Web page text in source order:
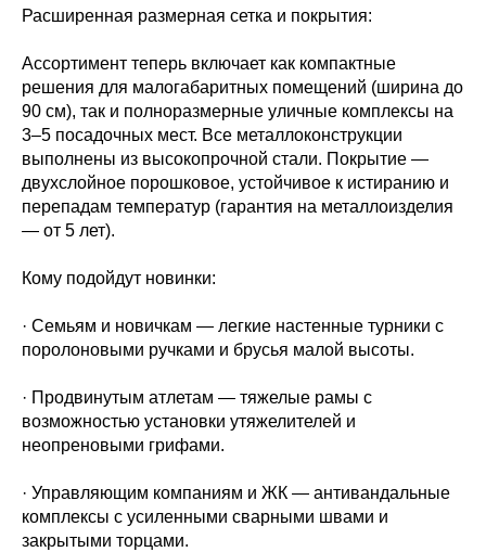
Расширенная размерная сетка и покрытия:
Ассортимент теперь включает как компактные
решения для малогабаритных помещений (ширина до
90 см), так и полноразмерные уличные комплексы на
3–5 посадочных мест. Все металлоконструкции
выполнены из высокопрочной стали. Покрытие —
двухслойное порошковое, устойчивое к истиранию и
перепадам температур (гарантия на металлоизделия
— от 5 лет).
Кому подойдут новинки:
· Семьям и новичкам — легкие настенные турники с
поролоновыми ручками и брусья малой высоты.
· Продвинутым атлетам — тяжелые рамы с
возможностью установки утяжелителей и
неопреновыми грифами.
· Управляющим компаниям и ЖК — антивандальные
комплексы с усиленными сварными швами и
закрытыми торцами.